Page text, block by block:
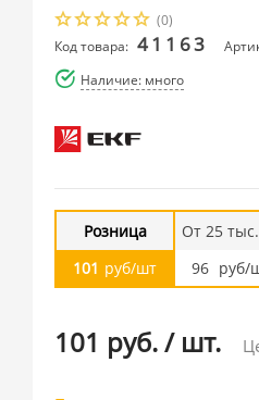
(0)
Код товара: 41163
Наличие: много
Розница
101 руб/шт
От 25
96 руб/
101 руб./ шт.